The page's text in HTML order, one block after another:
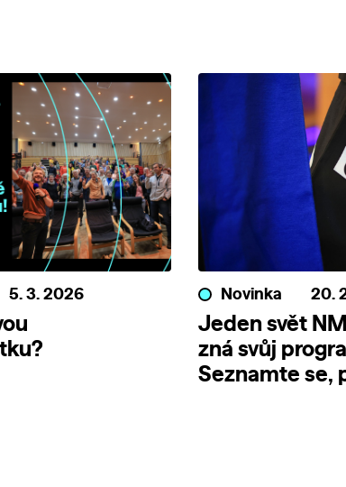
5. 3. 2026 Novinka 20.
Jeden svět
zná svůj
Seznamte se,